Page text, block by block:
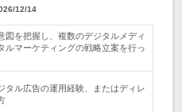
12/14
図を把握し、複数のデジタルメディ
ルマーケティングの戦略立案を行っ
タル広告の運用経験、またはディレ